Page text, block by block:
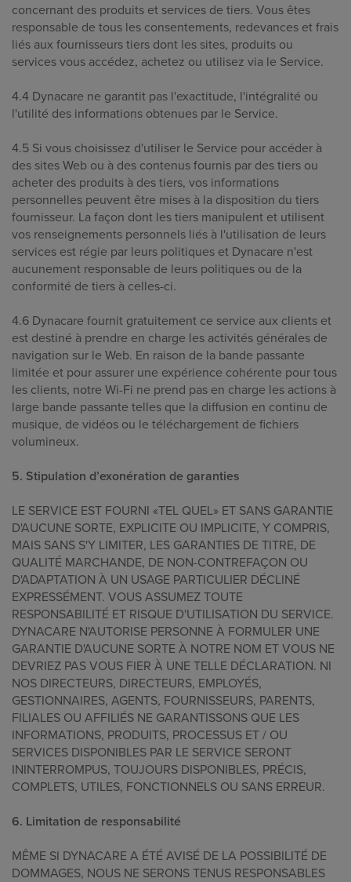
concernant des produits et services de tiers. Vous êtes
responsable de tous les consentements, redevances et frais
liés aux fournisseurs tiers dont les sites, produits ou
services vous accédez, achetez ou utilisez via le Service.
4.4 Dynacare ne garantit pas l'exactitude, l'intégralité ou
l'utilité des informations obtenues par le Service.
4.5 Si vous choisissez d'utiliser le Service pour accéder à
des sites Web ou à des contenus fournis par des tiers ou
acheter des produits à des tiers, vos informations
personnelles peuvent être mises à la disposition du tiers
fournisseur. La façon dont les tiers manipulent et utilisent
vos renseignements personnels liés à l'utilisation de leurs
services est régie par leurs politiques et Dynacare n'est
aucunement responsable de leurs politiques ou de la
conformité de tiers à celles-ci.
4.6 Dynacare fournit gratuitement ce service aux clients et
est destiné à prendre en charge les activités générales de
navigation sur le Web. En raison de la bande passante
limitée et pour assurer une expérience cohérente pour tous
les clients, notre Wi-Fi ne prend pas en charge les actions à
large bande passante telles que la diffusion en continu de
musique, de vidéos ou le téléchargement de fichiers
volumineux.
5. Stipulation d’exonération de garanties
LE SERVICE EST FOURNI «TEL QUEL» ET SANS GARANTIE
D'AUCUNE SORTE, EXPLICITE OU IMPLICITE, Y COMPRIS,
MAIS SANS S'Y LIMITER, LES GARANTIES DE TITRE, DE
QUALITÉ MARCHANDE, DE NON-CONTREFAÇON OU
D'ADAPTATION À UN USAGE PARTICULIER DÉCLINÉ
EXPRESSÉMENT. VOUS ASSUMEZ TOUTE
RESPONSABILITÉ ET RISQUE D'UTILISATION DU SERVICE.
DYNACARE N'AUTORISE PERSONNE À FORMULER UNE
GARANTIE D'AUCUNE SORTE À NOTRE NOM ET VOUS NE
DEVRIEZ PAS VOUS FIER À UNE TELLE DÉCLARATION. NI
NOS DIRECTEURS, DIRECTEURS, EMPLOYÉS,
GESTIONNAIRES, AGENTS, FOURNISSEURS, PARENTS,
FILIALES OU AFFILIÉS NE GARANTISSONS QUE LES
INFORMATIONS, PRODUITS, PROCESSUS ET / OU
SERVICES DISPONIBLES PAR LE SERVICE SERONT
ININTERROMPUS, TOUJOURS DISPONIBLES, PRÉCIS,
COMPLETS, UTILES, FONCTIONNELS OU SANS ERREUR.
6. Limitation de responsabilité
MÊME SI DYNACARE A ÉTÉ AVISÉ DE LA POSSIBILITÉ DE
DOMMAGES, NOUS NE SERONS TENUS RESPONSABLES